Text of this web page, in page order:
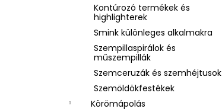
Kontúrozó termékek és
highlighterek
Smink különleges alkalmakra
Szempillaspirálok és
műszempillák
Szemceruzák és szemhéjtusok
Szemöldökfestékek
Körömápolás